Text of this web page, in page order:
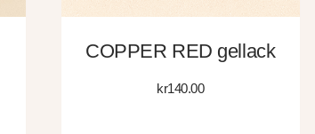
COPPER RED gellack
kr140.00